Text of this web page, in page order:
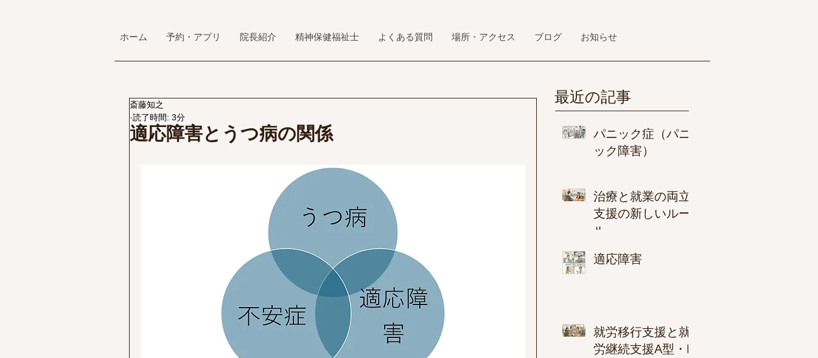
ホーム 予約・アプリ 院長紹介 精神保健福祉士 よくある質問 場所・アクセス ブログ お知らせ
適応障害とうつ病の関係
斎藤知之
読了時間: 3分
最近の記事
パニック症（パニ
ック障害）
治療と就業の両立
支援の新しいルー
ル
適応障害
就労移行支援と就
労継続支援A型・B